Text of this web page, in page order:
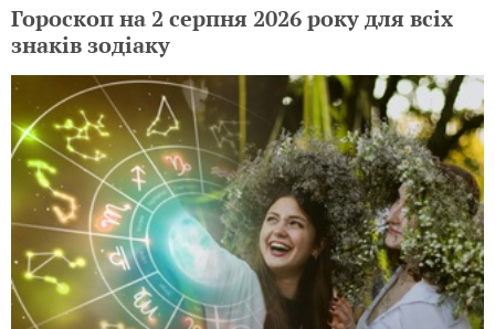
Гороскоп на 2 серпня 2026 року для всіх
знаків зодіаку